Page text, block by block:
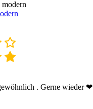
. Gerne wieder ❤